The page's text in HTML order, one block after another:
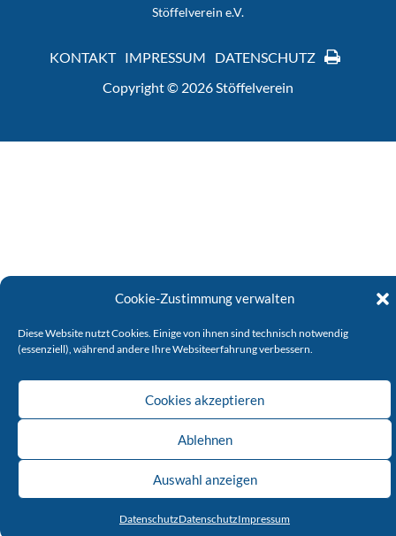
Cookie-Zustimmung verwalten
Diese Website nutzt Cookies. Einige von ihnen sind technisch notwendig
(essenziell), während andere Ihre Websiteerfahrung verbessern.
Cookies akzeptieren
Ablehnen
Auswahl anzeigen
DatenschutzDatenschutzImpressum
Stöffelverein e.V.
KONTAKT IMPRESSUM
DATENSCHUTZ
Copyright © 2026 Stöffelverein